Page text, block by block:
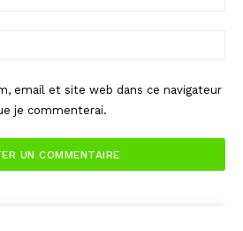
email et site web dans ce navigateur
je commenterai.